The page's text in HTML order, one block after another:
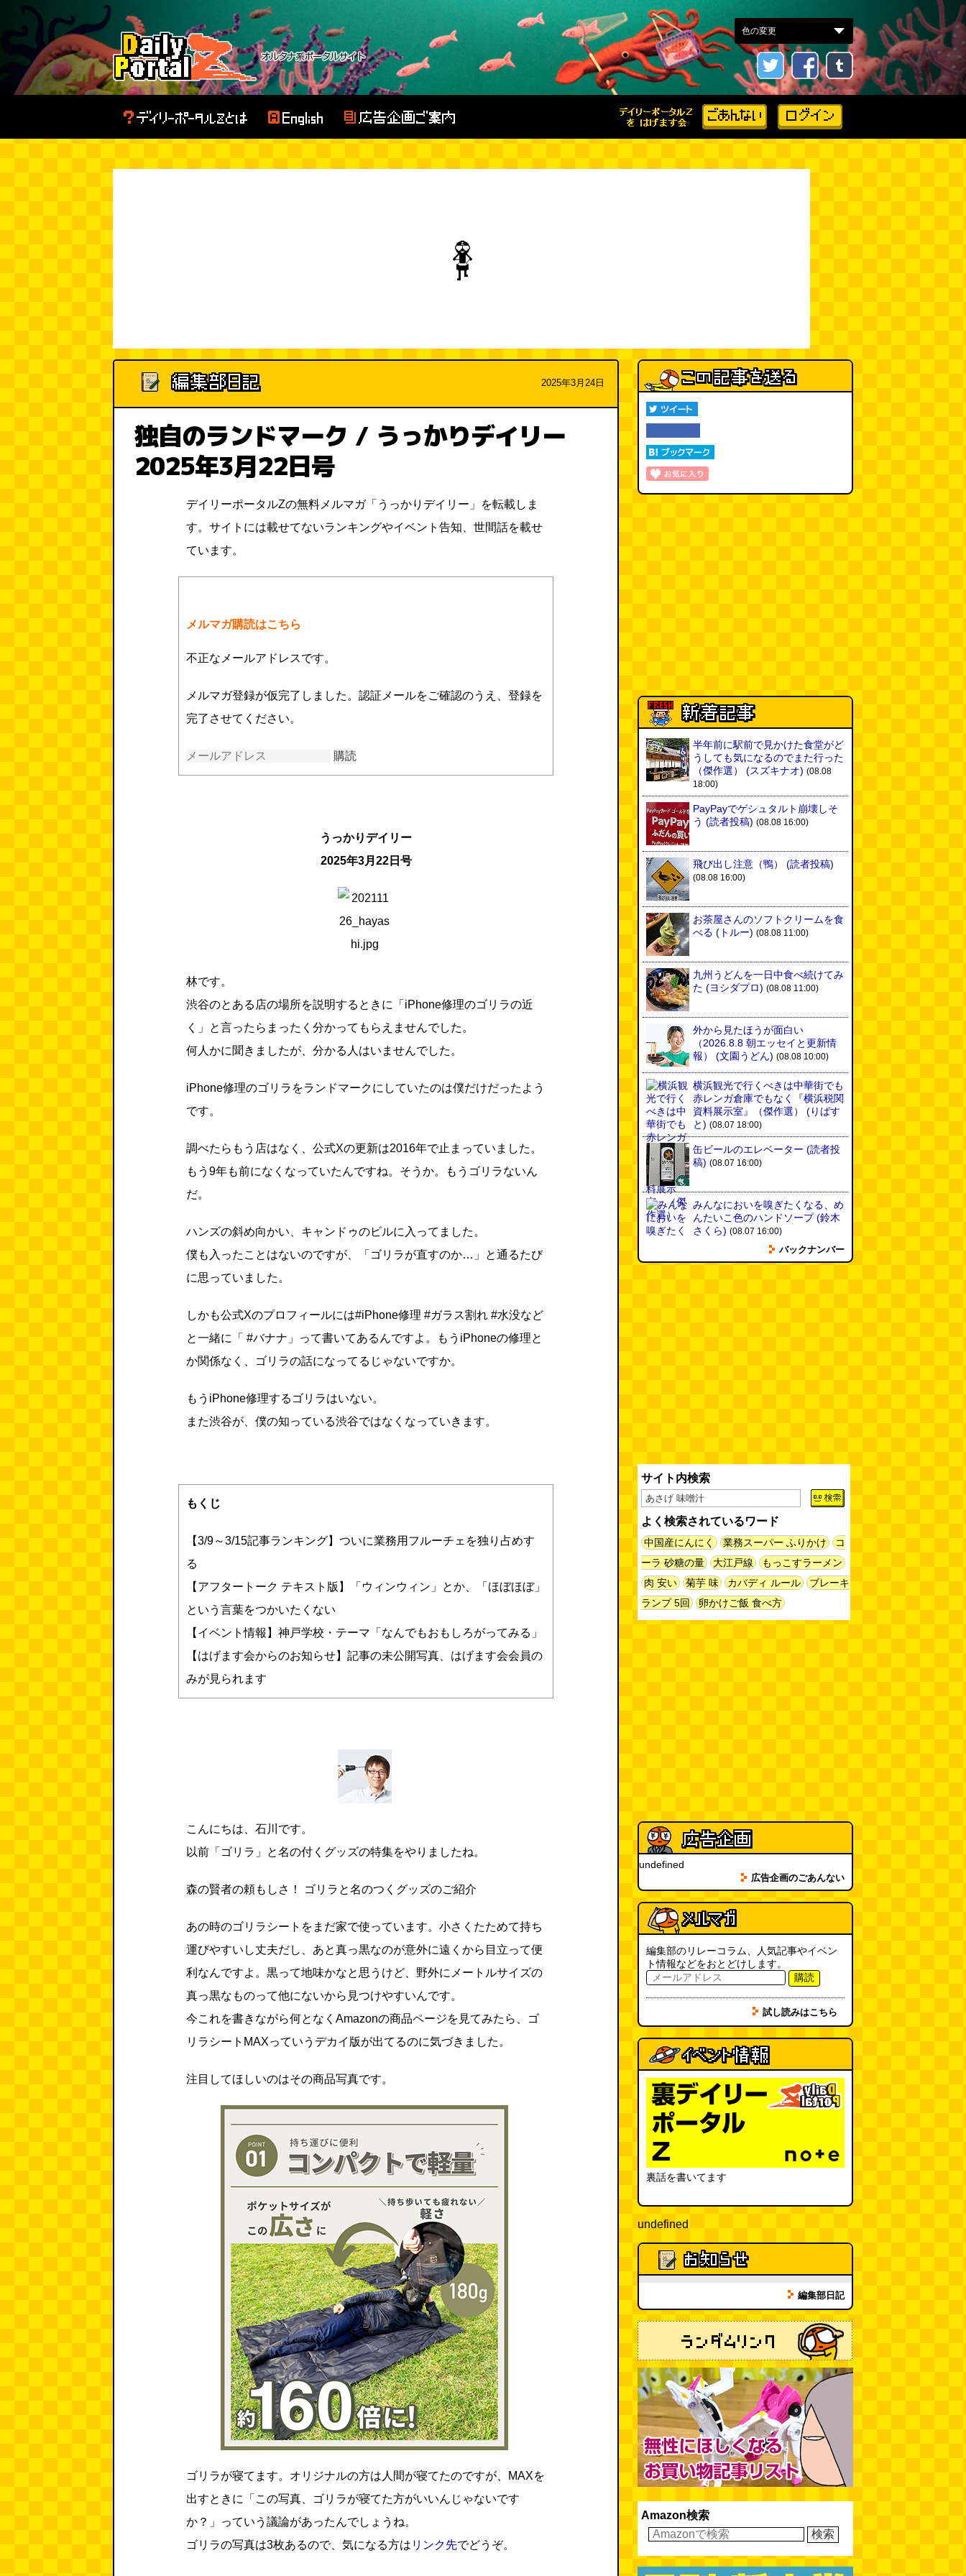
2025年3月24日
独自のランドマーク / うっかりデイリー
2025年3月22日号
デイリーポータルZの無料メルマガ「うっかりデイリー」を転載しま
す。サイトには載せてないランキングやイベント告知、世間話を載せ
ています。
メルマガ購読はこちら
不正なメールアドレスです。
メルマガ登録が仮完了しました。認証メールをご確認のうえ、登録を
完了させてください。
購読
うっかりデイリー
2025年3月22日号
林です。
渋谷のとある店の場所を説明するときに「iPhone修理のゴリラの近
く」と言ったらまったく分かってもらえませんでした。
何人かに聞きましたが、分かる人はいませんでした。
iPhone修理のゴリラをランドマークにしていたのは僕だけだったよう
です。
調べたらもう店はなく、公式Xの更新は2016年で止まっていました。
もう9年も前になくなっていたんですね。そうか。もうゴリラないん
だ。
ハンズの斜め向かい、キャンドゥのビルに入ってました。
僕も入ったことはないのですが、「ゴリラが直すのか…」と通るたび
に思っていました。
しかも公式Xのプロフィールには#iPhone修理 #ガラス割れ #水没など
と一緒に「 #バナナ」って書いてあるんですよ。もうiPhoneの修理と
か関係なく、ゴリラの話になってるじゃないですか。
もうiPhone修理するゴリラはいない。
また渋谷が、僕の知っている渋谷ではなくなっていきます。
もくじ
【3/9～3/15記事ランキング】ついに業務用フルーチェを独り占めす
る
【アフタートーク テキスト版】「ウィンウィン」とか、「ほぼほぼ」
という言葉をつかいたくない
【イベント情報】神戸学校・テーマ「なんでもおもしろがってみる」
【はげます会からのお知らせ】記事の未公開写真、はげます会会員の
みが見られます
こんにちは、石川です。
以前「ゴリラ」と名の付くグッズの特集をやりましたね。
森の賢者の頼もしさ！ ゴリラと名のつくグッズのご紹介
あの時のゴリラシートをまだ家で使っています。小さくたためて持ち
運びやすいし丈夫だし、あと真っ黒なのが意外に遠くから目立って便
利なんですよ。黒って地味かなと思うけど、野外にメートルサイズの
真っ黒なものって他にないから見つけやすいんです。
今これを書きながら何となくAmazonの商品ページを見てみたら、ゴ
リラシートMAXっていうデカイ版が出てるのに気づきました。
注目してほしいのはその商品写真です。
ゴリラが寝てます。オリジナルの方は人間が寝てたのですが、MAXを
出すときに「この写真、ゴリラが寝てた方がいいんじゃないです
か？」っていう議論があったんでしょうね。
ゴリラの写真は3枚あるので、気になる方は リンク先でどうぞ。
半年前に駅前で見かけた食堂がど
うしても気になるのでまた行った
（傑作選）
(スズキナオ) (08.08
18:00)
PayPayでゲシュタルト崩壊しそ
う (読者投稿) (08.08 16:00)
飛び出し注意（鴨） (読者投稿)
(08.08 16:00)
お茶屋さんのソフトクリームを食
べる (トルー) (08.08 11:00)
九州うどんを一日中食べ続けてみ
た (ヨシダプロ) (08.08 11:00)
外から見たほうが面白い
（2026.8.8 朝エッセイと更新情
報）
(文園うどん) (08.08 10:00)
横浜観光で行くべきは中華街でも
赤レンガ倉庫でもなく『横浜税関
資料展示室』（傑作選）
(りばす
と) (08.07 18:00)
缶ビールのエレベーター (読者投
稿) (08.07 16:00)
みんなにおいを嗅ぎたくなる、め
んたいこ色のハンドソープ(鈴木
さくら) (08.07 16:00)
平成のデニムペンケースを自作す
(08.06 18:00)
黄金トイレと金箔は触ると剥がれ
る
AirPodsProは超音波が聞こえる
(林雄司) (08.06 16:00)
姉がはまったガムランに自分もは
まってみる(まいしろ)
ヘアスタイルが3Dになっている
美容室の看板
16:00)
皿に乗った豚バラブロックの指輪
(べつやく れい) (08.05 16:00)
フエラムネをさらに笛っぽくした
らホイッスルになりました(爲房
新太朗) (08.05 11:00)
缶チューハイの内側の世界(パリ
ッコ)
台湾のおめでたすぎる折り紙の本
（2026.08.05 朝エッセイと更新
情報）(唐沢むぎこ) (08.05 10:00)
大きな唐揚げが乗ったチャーハン
～チャーハン部活動報告（傑作
選）(江ノ島茂道)
ちょこ煎がカインズPBで販売し
てました(読者投稿) (08.04 16:00)
世田谷区民会館行きのバスは1日
「モグラ駅」で有名な土合駅……
実は真の秘境駅はお隣の湯檜曽駅
(ぼっちのazumiさん)
【大調査】現代人は普通に生活し
ていると一日に何曲聞くことにな
(08.04 11:00)
ベランダに咲いた小さな花
（2026.8.4 朝エッセイ/西村まさ
ゆき）(西村まさゆき) (08.04
10:00)
バックナンバー
サイト内検索
よく検索されているワード
中国産にんにく 業務スーパー ふりかけ
コ
ーラ 砂糖の量
大江戸線
もっこすラーメン
肉 安い
菊芋 味 カバディ ルール
ブレーキ
ランプ 5回
卵かけご飯 食べ方
undefined
広告企画のごあんない
編集部のリレーコラム、人気記事やイベン
ト情報などをおとどけします。
購読
試し読みはこちら
裏話を書いてます
undefined
編集部日記
Amazon検索